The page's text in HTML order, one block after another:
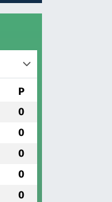
P
0
0
0
0
0